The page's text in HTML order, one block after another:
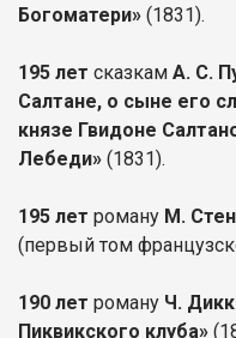
Богоматери» (1831).
195 лет сказкам А. С.
Салтане, о сыне его
князе Гвидоне
Лебеди» (1831).
195 лет роману М.
(первый том
190 лет роману Ч.
Пиквикского клуба»